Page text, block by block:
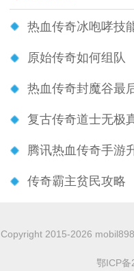
热血传奇冰咆哮技
原始传奇如何组队
热血传奇封魔谷最
复古传奇道士无极
腾讯热血传奇手游
传奇霸主贫民攻略
Copyright 2015-2026
鄂ICP